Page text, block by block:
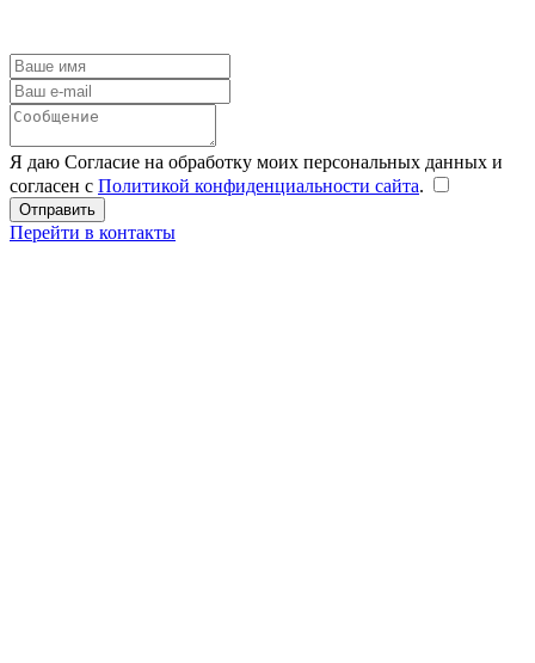
Я даю Согласие на обработку моих персональных данных и
согласен с Политикой конфиденциальности сайта.
Перейти в контакты